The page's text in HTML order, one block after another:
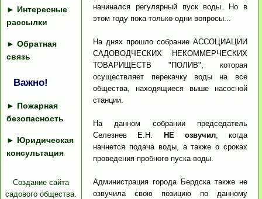
► Интересные
рассылки
► Обратная
связь
Важно!
► Пожарная
безопасность
► Юридическая
консультация
Создание сайта
садового общества.
начинался регулярный пуск воды. Но в
этом году пока только одни вопросы...
На днях прошло собрание АССОЦИАЦИИ
САДОВОДЧЕСКИХ НЕКОММЕРЧЕСКИХ
ТОВАРИЩЕСТВ "ПОЛИВ", которая
осуществляет перекачку воды на все
общества, находящиеся выше насосной
станции.
На данном собрании председатель
Селезнев Е.Н.
НЕ озвучил, когда
начнется подача воды, а также о сроках
проведения пробного пуска воды.
Администрация города Бердска также не
озвучила свою позицию по данному